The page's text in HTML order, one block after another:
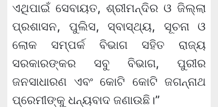
ଏଥିପାଇଁ ସେବାୟତ, ଶ୍ରୀମନ୍ଦିର ଓ ଜିଲ୍ଲା
ପ୍ରଶାସନ, ପୁଲିସ, ସ୍ବାସ୍ଥ୍ୟ, ସୂଚନା ଓ
ଲୋକ ସମ୍ପର୍କ ବିଭାଗ ସହିତ ରାଜ୍ୟ
ସରକାରଙ୍କର ସବୁ ବିଭାଗ, ପୁରୀର
ଜନସାଧାରଣ ଏବଂ କୋଟି କୋଟି ଜଗନ୍ନାଥ
ପ୍ରେମୀଙ୍କୁ ଧନ୍ୟବାଦ ଜଣାଉଛି।”